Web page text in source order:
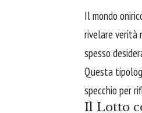
Il mondo
rivelare verità
spesso
Questa
specchio per
Il Lotto